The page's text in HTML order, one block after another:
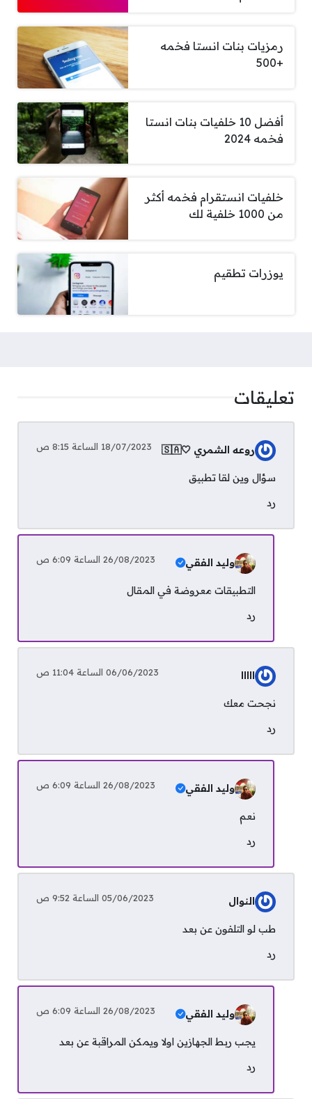
رمزيات بنات انستا فخمه
+500
أفضل 10 خلفيات بنات انستا
فخمه 2024
خلفيات انستقرام فخمه أكثر
من 1000 خلفية لك
يوزرات تطقيم
تعليقات
روعه الشمري 🤍🇸🇦 18/07/2023 الساعة 8:15 ص
سؤال وين لقا تطبيق
رد
وليد الفقي 26/08/2023 الساعة 6:09 ص
التطبيقات معروضة في المقال
رد
06/06/2023 الساعة 11:04 ص
نجحت معك
رد
وليد الفقي 26/08/2023 الساعة 6:09 ص
نعم
رد
النوال 05/06/2023 الساعة 9:52 ص
طب لو التلفون عن بعد
رد
وليد الفقي 26/08/2023 الساعة 6:09 ص
يجب ربط الجهازين اولا ويمكن المراقبة عن بعد
رد